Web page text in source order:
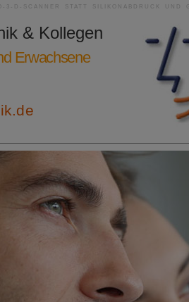
3-D-SCANNER STATT SILIKONABDRUCK
& Kollegen
Erwachsene